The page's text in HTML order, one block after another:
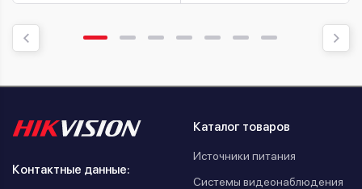
Контактные данные:
Каталог товаров
Источники питания
Системы видеонаблюдения